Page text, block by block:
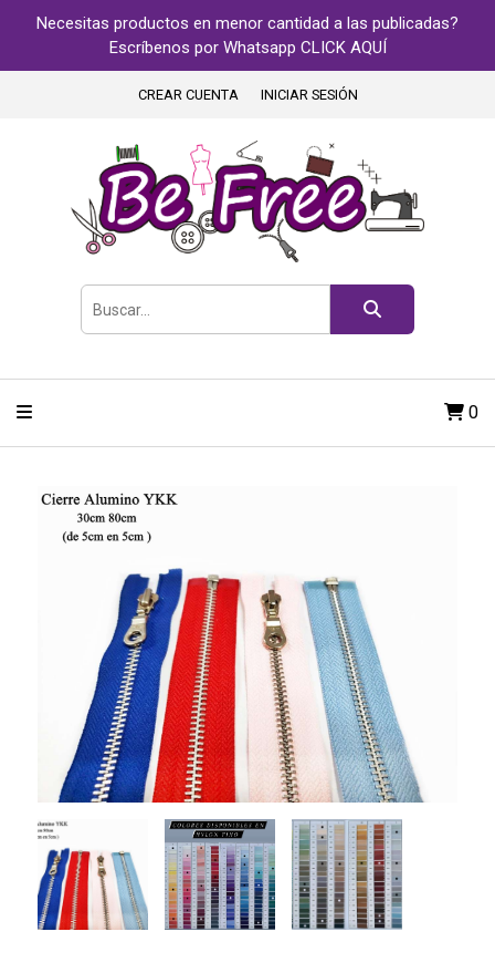
Necesitas productos en menor cantidad a las publicadas?
Escríbenos por Whatsapp CLICK AQUÍ
CREAR CUENTA INICIAR SESIÓN
0